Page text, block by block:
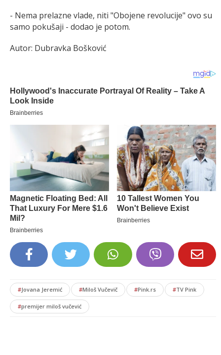
- Nema prelazne vlade, niti "Obojene revolucije" ovo su
samo pokušaji - dodao je potom.
Autor: Dubravka Bošković
#Jovana Jeremić #Miloš Vučevič #Pink.rs #TV Pink
#premijer miloš vučević